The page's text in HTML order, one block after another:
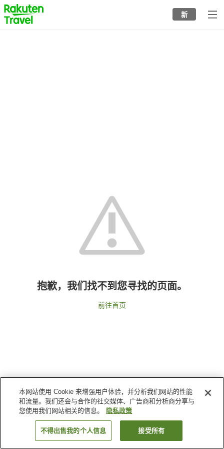
to
top
page
新
抱歉，我们找不到您寻找的页面。
前往首页
本网站使用 Cookie 来增强用户体验，并分析我们网站的性能
和流量。我们还会与合作的社交媒体、广告商和分析商分享与
您使用我们网站相关的信息。
隐私政策
不得出售我的个人信息 接受所有